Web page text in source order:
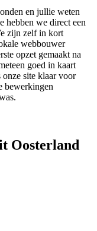
en jullie weten
hebben we direct een
zijn zelf in kort
webbouwer
opzet gemaakt na
goed in kaart
onze site klaar voor
bewerkingen
Oosterland